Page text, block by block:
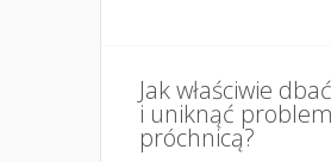
Jak właściwie
i uniknąć
próchnicą?